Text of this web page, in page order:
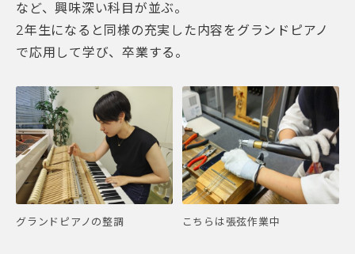
など、興味深い科目が並ぶ。
2年生になると同様の充実した内容をグランドピアノ
で応用して学び、卒業する。
グランドピアノの整調 こちらは張弦作業中